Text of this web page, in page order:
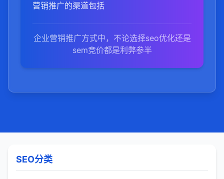
营销推广的渠道包括
企业营销推广方式中，不论选择seo优化还是
sem竞价都是利弊参半
SEO分类